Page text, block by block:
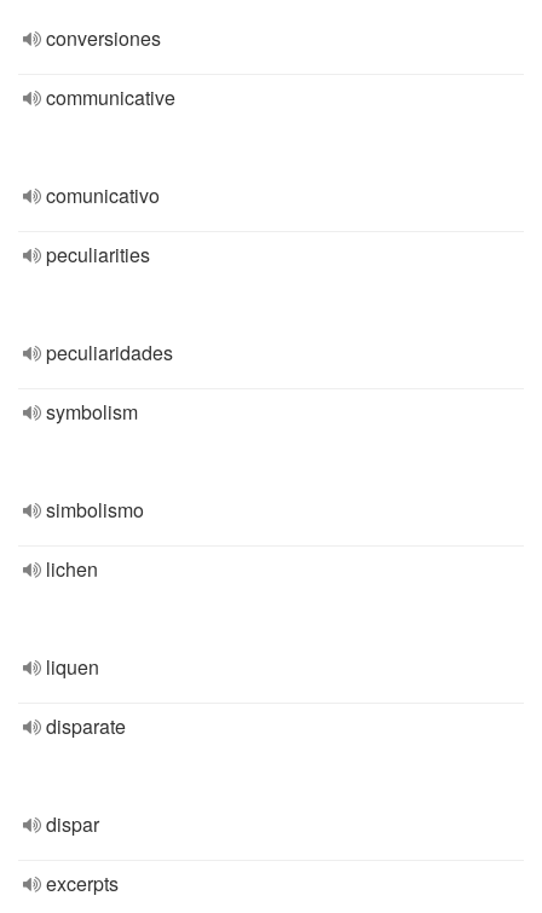
conversiones
communicative
comunicativo
peculiarities
peculiaridades
symbolism
simbolismo
lichen
liquen
disparate
dispar
excerpts